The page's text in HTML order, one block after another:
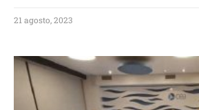
21 agosto, 2023